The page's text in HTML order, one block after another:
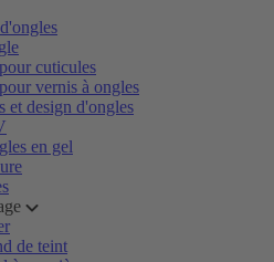
cuticules
vernis à ongles
et design d'ongles
en gel
de teint